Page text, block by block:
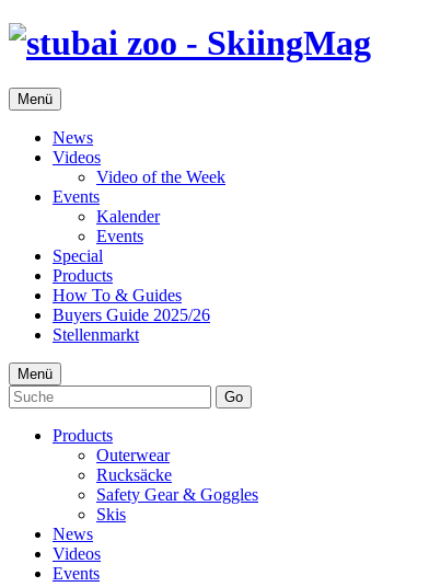
Menü
News
Videos
Video of the Week
Events
Kalender
Events
Special
Products
How To & Guides
Buyers Guide 2025/26
Stellenmarkt
Menü
Go
Products
Outerwear
Rucksäcke
Safety Gear & Goggles
Skis
News
Videos
Events